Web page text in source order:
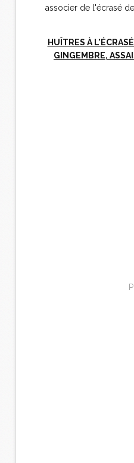
associer de l'écrasé
HUÎTRES À
GINGEMBRE,